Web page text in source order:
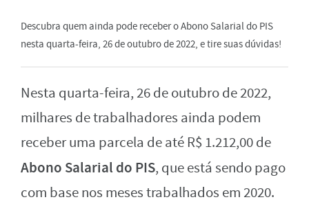
Descubra quem ainda pode receber o Abono Salarial do PIS
nesta quarta-feira, 26 de outubro de 2022, e tire suas dúvidas!
Nesta quarta-feira, 26 de outubro de 2022,
milhares de trabalhadores ainda podem
receber uma parcela de até R$ 1.212,00 de
Abono Salarial do PIS, que está sendo pago
com base nos meses trabalhados em 2020.